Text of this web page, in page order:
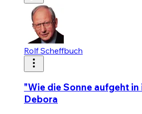
Rolf Scheffbuch
"Wie die Sonne aufgeht
Debora